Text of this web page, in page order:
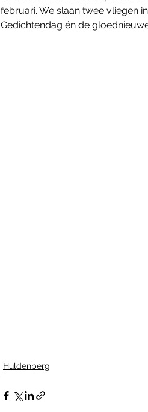
februari. We slaan twee vliegen
Gedichtendag én de
Huldenberg